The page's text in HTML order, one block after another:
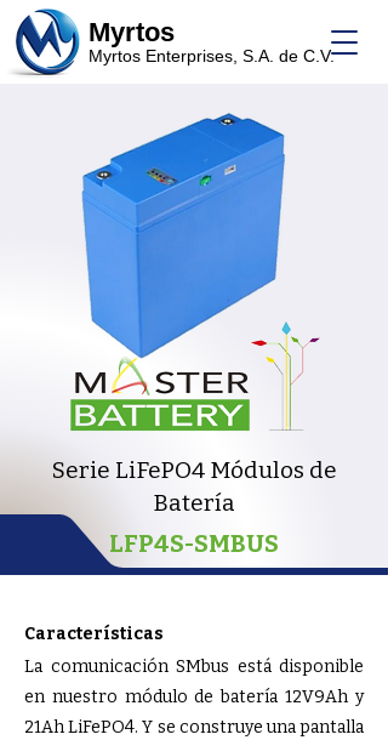
Myrtos
Myrtos Enterprises, S.A. de C.V.
Serie LiFePO4 Módulos de
Batería
LFP4S-SMBUS
Características
La comunicación SMbus está disponible
en nuestro módulo de batería 12V9Ah y
21Ah LiFePO4. Y se construye una pantalla